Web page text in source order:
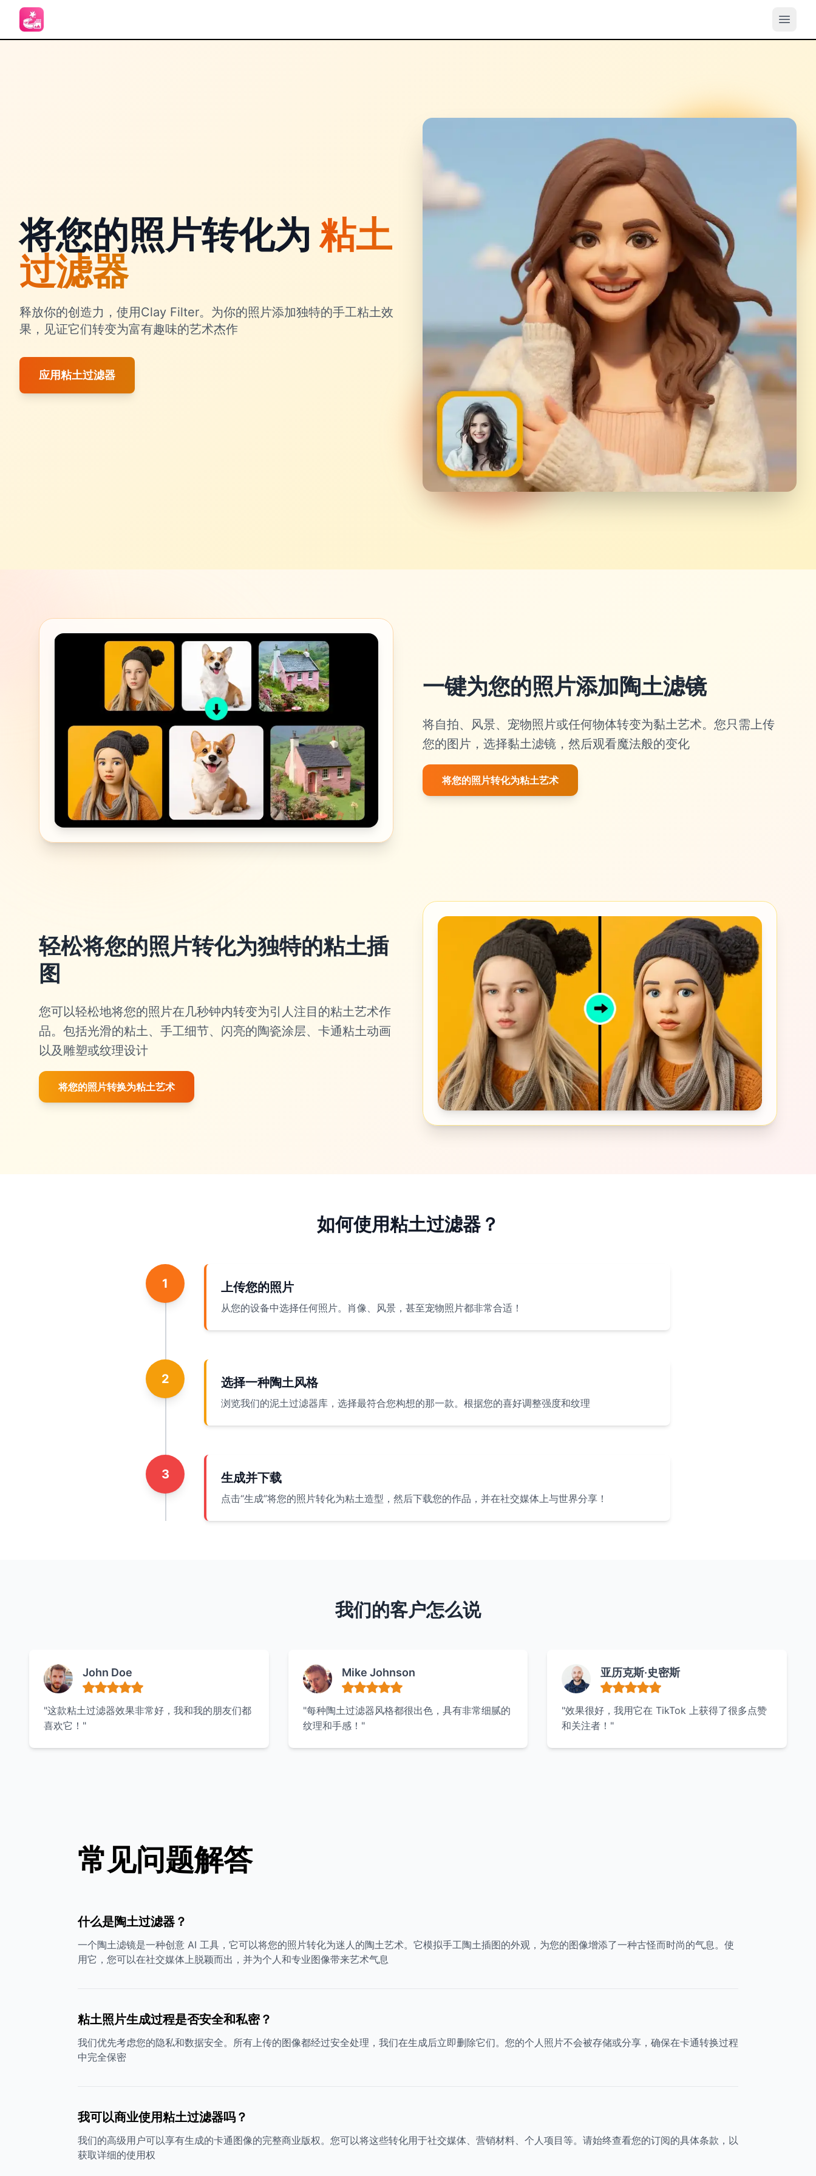
将您的照片转化为 粘土
过滤器
释放你的创造力，使用Clay Filter。为你的照片添加独特的手工粘土效
果，见证它们转变为富有趣味的艺术杰作
应用粘土过滤器
一键为您的照片添加陶土滤镜
将自拍、风景、宠物照片或任何物体转变为黏土艺术。您只需上传
您的图片，选择黏土滤镜，然后观看魔法般的变化
将您的照片转化为粘土艺术
轻松将您的照片转化为独特的粘土插
图
您可以轻松地将您的照片在几秒钟内转变为引人注目的粘土艺术作
品。包括光滑的粘土、手工细节、闪亮的陶瓷涂层、卡通粘土动画
以及雕塑或纹理设计
将您的照片转换为粘土艺术
如何使用粘土过滤器？
1 上传您的照片
从您的设备中选择任何照片。肖像、风景，甚至宠物照片都非常合适！
2 选择一种陶土风格
浏览我们的泥土过滤器库，选择最符合您构想的那一款。根据您的喜好调整强度和纹理
3 生成并下载
点击“生成”将您的照片转化为粘土造型，然后下载您的作品，并在社交媒体上与世界分享！
我们的客户怎么说
John Doe
"这款粘土过滤器效果非常好，我和我的朋友们都
喜欢它！"
Mike Johnson
"每种陶土过滤器风格都很出色，具有非常细腻的
纹理和手感！"
亚历克斯·史密斯
"效果很好，我用它在 TikTok 上获得了很多点赞
和关注者！"
常见问题解答
什么是陶土过滤器？
一个陶土滤镜是一种创意 AI 工具，它可以将您的照片转化为迷人的陶土艺术。它模拟手工陶土插图的外观，为您的图像增添了一种古怪而时尚的气息。使
用它，您可以在社交媒体上脱颖而出，并为个人和专业图像带来艺术气息
粘土照片生成过程是否安全和私密？
我们优先考虑您的隐私和数据安全。所有上传的图像都经过安全处理，我们在生成后立即删除它们。您的个人照片不会被存储或分享，确保在卡通转换过程
中完全保密
我可以商业使用粘土过滤器吗？
我们的高级用户可以享有生成的卡通图像的完整商业版权。您可以将这些转化用于社交媒体、营销材料、个人项目等。请始终查看您的订阅的具体条款，以
获取详细的使用权